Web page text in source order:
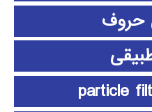
حروف